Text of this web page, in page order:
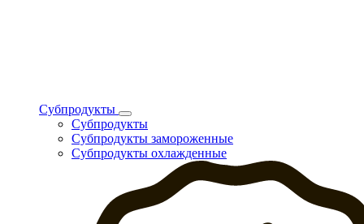
Субпродукты
Субпродукты
Субпродукты замороженные
Субпродукты охлажденные